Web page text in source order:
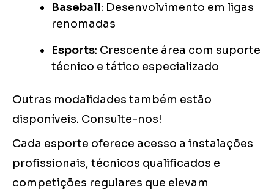
Baseball: Desenvolvimento em ligas
renomadas
Esports: Crescente área com suporte
técnico e tático especializado
Outras modalidades também estão
disponíveis. Consulte-nos!
Cada esporte oferece acesso a instalações
profissionais, técnicos qualificados e
competições regulares que elevam